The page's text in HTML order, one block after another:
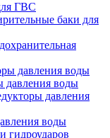
ГВС
баки для
давления воды
давления
воды